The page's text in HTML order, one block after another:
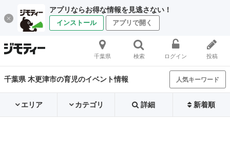
アプリならお得な情報を見逃さない！
インストール アプリで開く
千葉県 検索 ログイン 投稿
千葉県 木更津市の育児のイベント情報 人気キーワード
エリア カテゴリ 詳細 新着順